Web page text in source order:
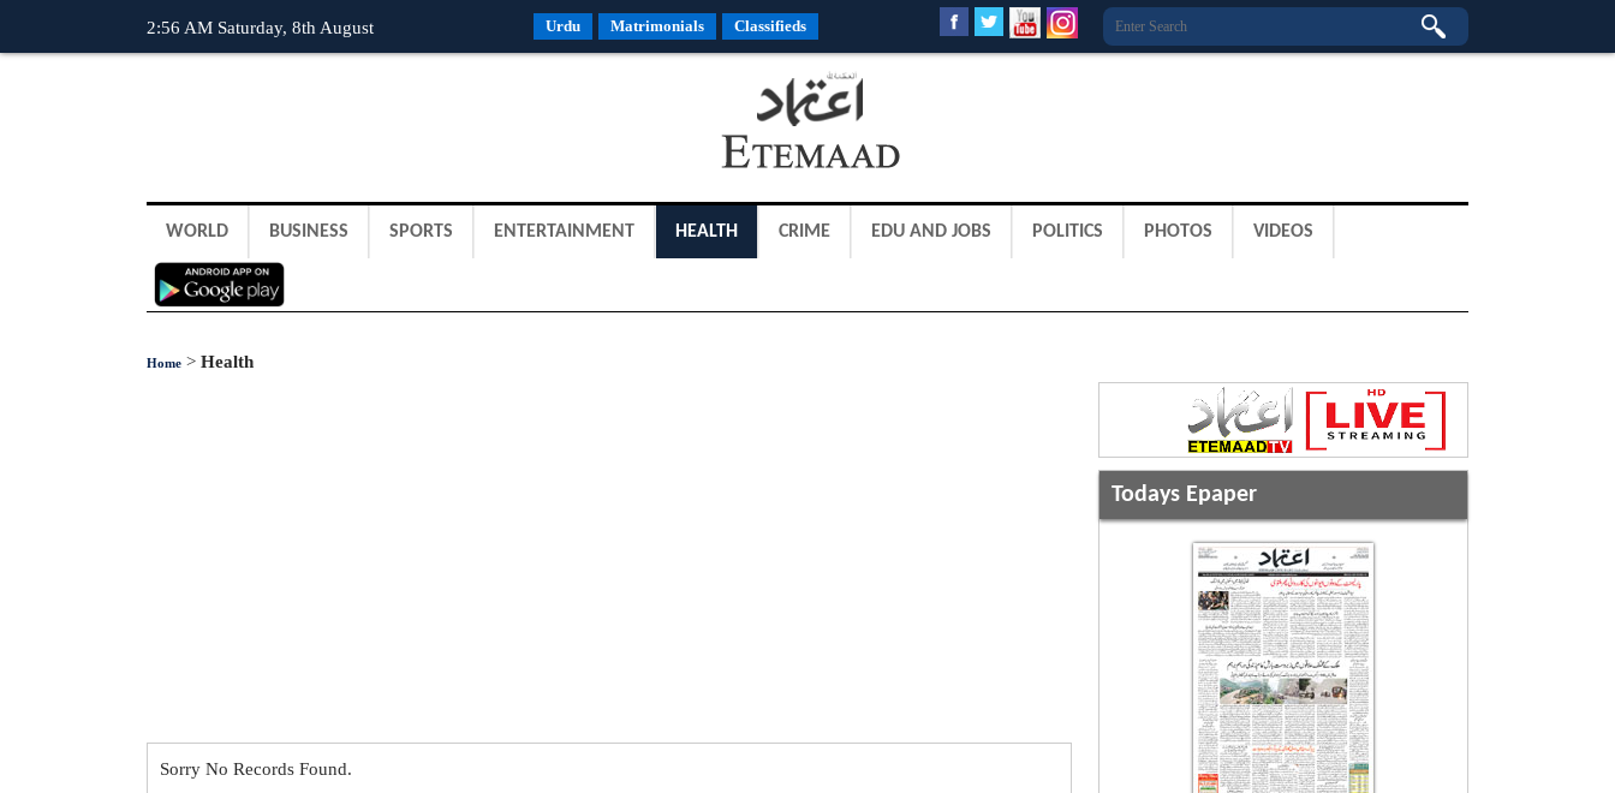
2:56 AM Saturday, 8th August Urdu Matrimonials Classifieds
WORLD BUSINESS SPORTS ENTERTAINMENT HEALTH CRIME EDU AND JOBS POLITICS PHOTOS VIDEOS
Home > Health
Sorry No Records Found.
Todays Epaper